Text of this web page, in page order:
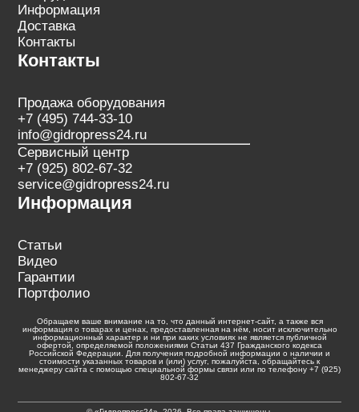
Информация
Доставка
Контакты
Контакты
Продажа оборудования
+7 (495) 744-33-10
info@gidropress24.ru
Сервисный центр
+7 (925) 802-67-32
service@gidropress24.ru
Информация
Статьи
Видео
Гарантии
Портфолио
Обращаем ваше внимание на то, что данный интернет-сайт, а также вся
информация о товарах и ценах, предоставленная на нём, носит исключительно
информационный характер и ни при каких условиях не является публичной
офертой, определяемой положениями Статьи 437 Гражданского кодекса
Российской Федерации. Для получения подробной информации о наличии и
стоимости указанных товаров и (или) услуг, пожалуйста, обращайтесь к
менеджеру сайта с помощью специальной формы связи или по телефону +7 (925)
802-67-32